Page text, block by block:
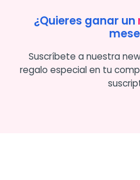
¿Quieres ganar un
Suscríbete a nuestra
regalo especial en tu